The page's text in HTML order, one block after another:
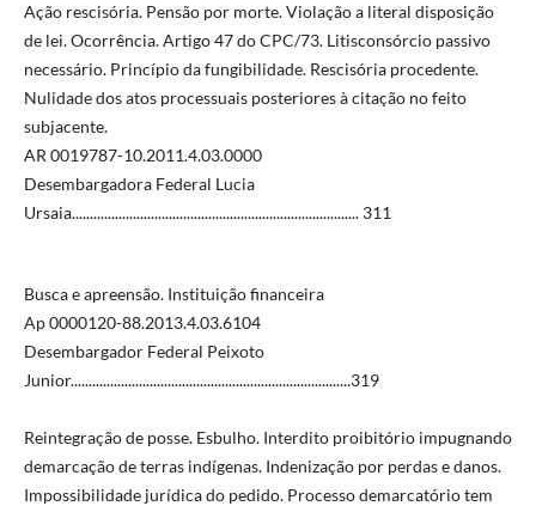
Ação rescisória. Pensão por morte. Violação a literal disposição
de lei. Ocorrência. Artigo 47 do CPC/73. Litisconsórcio passivo
necessário. Princípio da fungibilidade. Rescisória procedente.
Nulidade dos atos processuais posteriores à citação no feito
subjacente.
AR 0019787-10.2011.4.03.0000
Desembargadora Federal Lucia
Ursaia................................................................................ 311
Busca e apreensão. Instituição financeira
Ap 0000120-88.2013.4.03.6104
Desembargador Federal Peixoto
Junior..............................................................................319
Reintegração de posse. Esbulho. Interdito proibitório impugnando
demarcação de terras indígenas. Indenização por perdas e danos.
Impossibilidade jurídica do pedido. Processo demarcatório tem